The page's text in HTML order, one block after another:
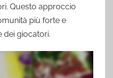
Questo approccio
più forte e
dei giocatori.